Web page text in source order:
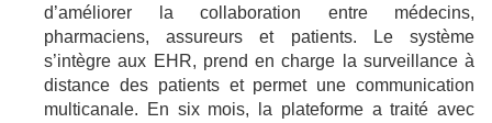
d’améliorer la collaboration entre médecins,
pharmaciens, assureurs et patients. Le système
s’intègre aux EHR, prend en charge la surveillance à
distance des patients et permet une communication
multicanale. En six mois, la plateforme a traité avec